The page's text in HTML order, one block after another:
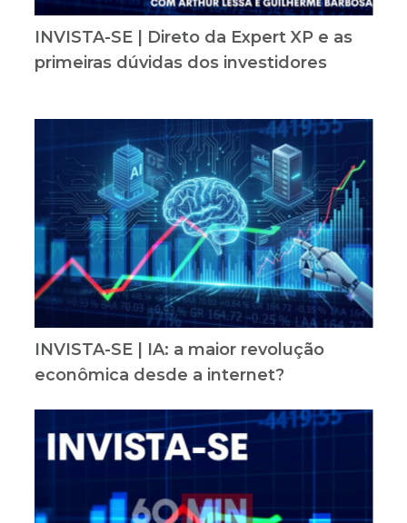
INVISTA-SE | Direto da Expert XP e as
primeiras dúvidas dos investidores
INVISTA-SE | IA: a maior revolução
econômica desde a internet?